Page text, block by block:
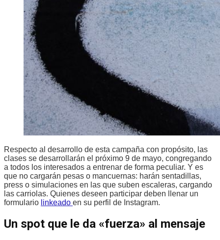
Respecto al desarrollo de esta campaña con propósito, las
clases se desarrollarán el próximo 9 de mayo, congregando
a todos los interesados a entrenar de forma peculiar. Y es
que no cargarán pesas o mancuernas: harán sentadillas,
press o simulaciones en las que suben escaleras, cargando
las carriolas. Quienes deseen participar deben llenar un
formulario linkeado en su perfil de Instagram.
Un spot que le da «fuerza» al mensaje